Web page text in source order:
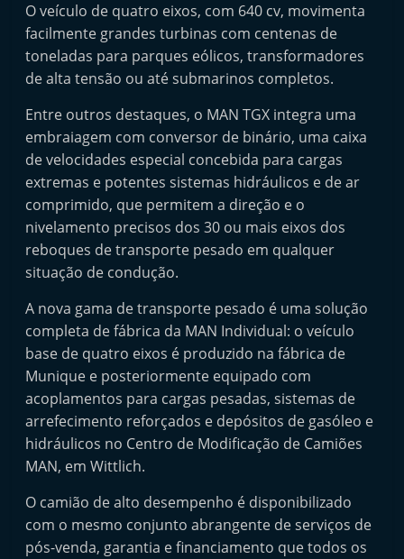
e
p
e
n
d
e
n
t
e
d
o
f
t
e
m
a
k
e
t
O veículo de quatro eixos, com 640 cv, movimenta
facilmente grandes turbinas com centenas de
toneladas para parques eólicos, transformadores
de alta tensão ou até submarinos completos.
Entre outros destaques, o MAN TGX integra uma
embraiagem com conversor de binário, uma caixa
de velocidades especial concebida para cargas
extremas e potentes sistemas hidráulicos e de ar
comprimido, que permitem a direção e o
nivelamento precisos dos 30 ou mais eixos dos
reboques de transporte pesado em qualquer
situação de condução.
A nova gama de transporte pesado é uma solução
completa de fábrica da MAN Individual: o veículo
base de quatro eixos é produzido na fábrica de
Munique e posteriormente equipado com
acoplamentos para cargas pesadas, sistemas de
arrefecimento reforçados e depósitos de gasóleo e
hidráulicos no Centro de Modificação de Camiões
MAN, em Wittlich.
O camião de alto desempenho é disponibilizado
com o mesmo conjunto abrangente de serviços de
pós-venda, garantia e financiamento que todos os